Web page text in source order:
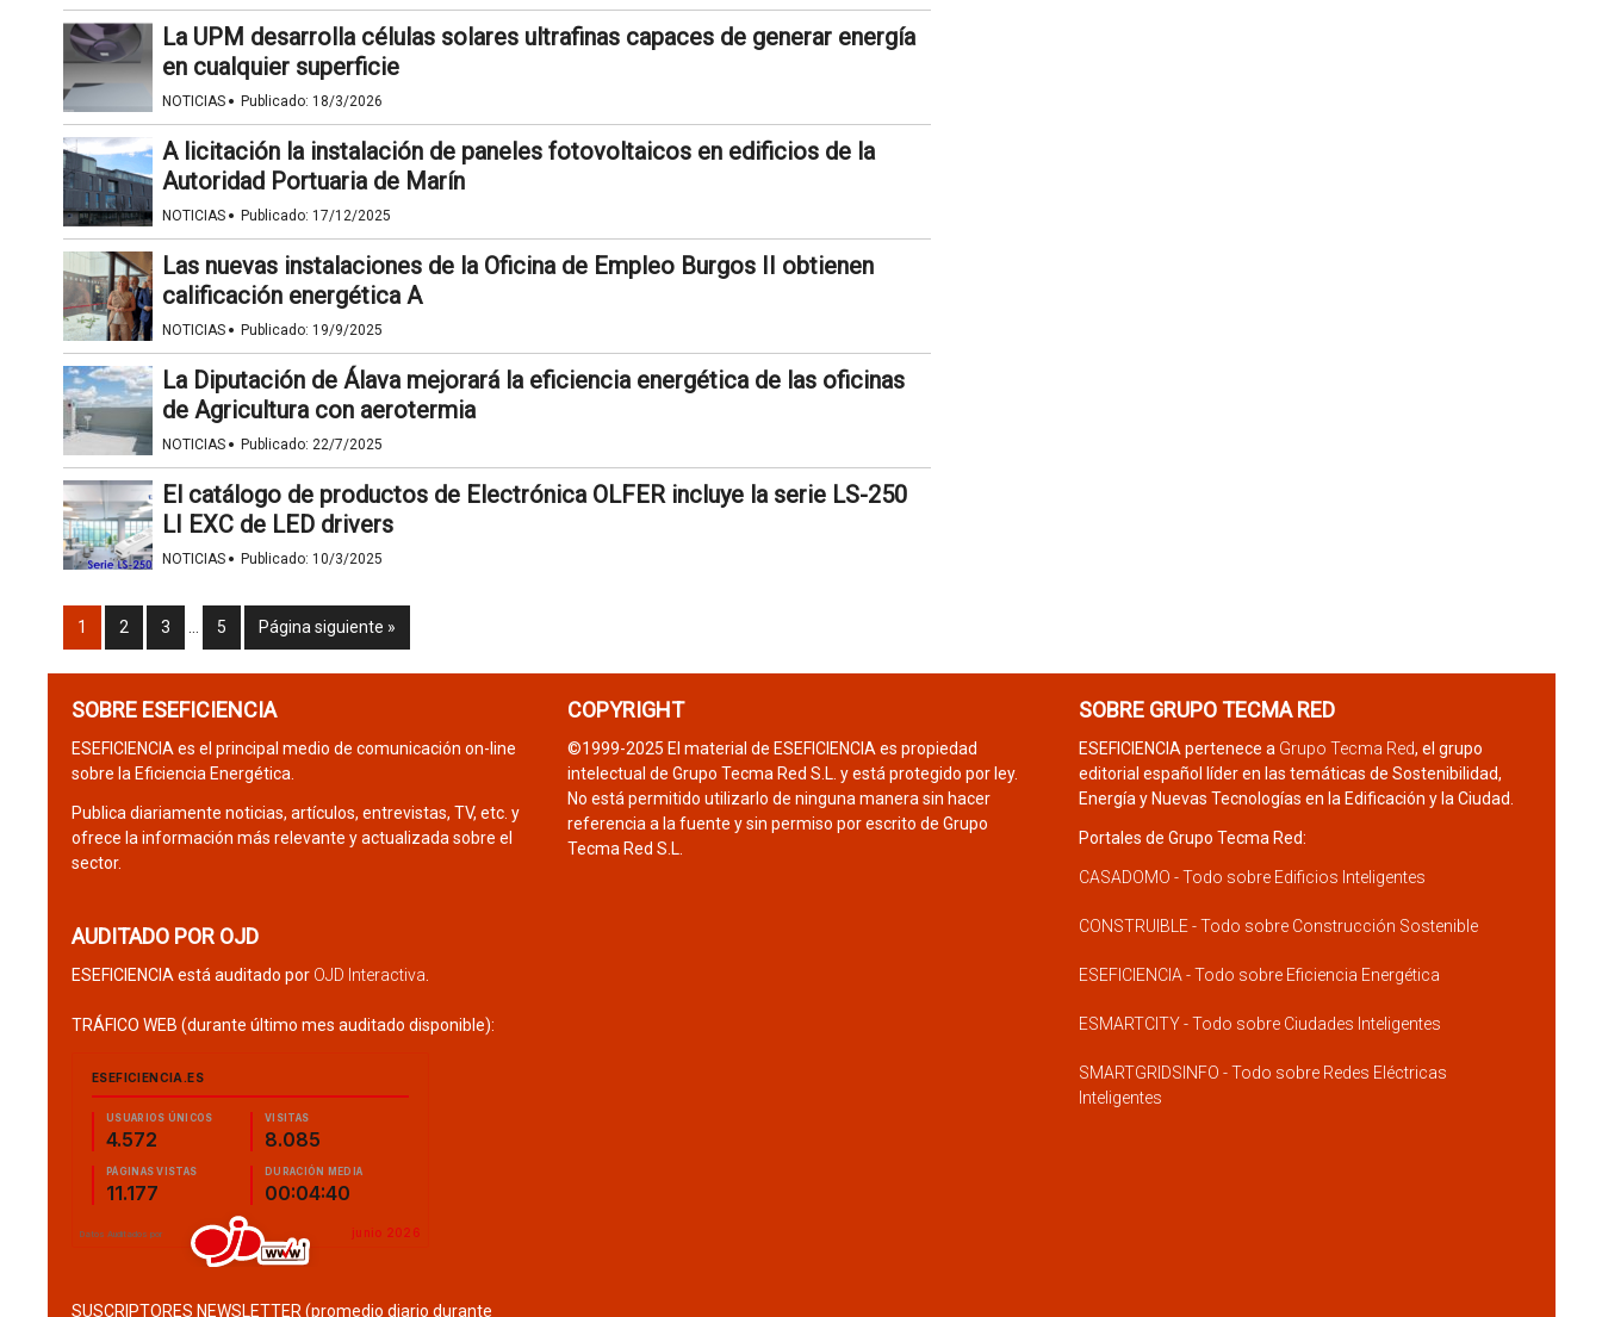
La UPM desarrolla células solares ultrafinas capaces de generar energía
en cualquier superficie
NOTICIAS · Publicado: 18/3/2026
A licitación la instalación de paneles fotovoltaicos en edificios de la
Autoridad Portuaria de Marín
NOTICIAS · Publicado: 17/12/2025
Las nuevas instalaciones de la Oficina de Empleo Burgos II obtienen
calificación energética A
NOTICIAS · Publicado: 19/9/2025
La Diputación de Álava mejorará la eficiencia energética de las oficinas
de Agricultura con aerotermia
NOTICIAS · Publicado: 22/7/2025
El catálogo de productos de Electrónica OLFER incluye la serie LS-250
LI EXC de LED drivers
NOTICIAS · Publicado: 10/3/2025
1 2 3 5 Página siguiente »
SOBRE ESEFICIENCIA
ESEFICIENCIA es el principal medio de comunicación on-line
sobre la Eficiencia Energética.
Publica diariamente noticias, artículos, entrevistas, TV, etc. y
ofrece la información más relevante y actualizada sobre el
sector.
AUDITADO POR OJD
ESEFICIENCIA está auditado por OJD Interactiva
TRÁFICO WEB (durante último mes auditado disponible):
SUSCRIPTORES NEWSLETTER (promedio diario durante
COPYRIGHT
©1999-2025 El material de ESEFICIENCIA es propiedad
intelectual de Grupo Tecma Red S.L. y está protegido por ley.
No está permitido utilizarlo de ninguna manera sin hacer
referencia a la fuente y sin permiso por escrito de Grupo
Tecma Red S.L.
SOBRE GRUPO TECMA RED
ESEFICIENCIA pertenece a Grupo Tecma Red, el grupo
editorial español líder en las temáticas de Sostenibilidad,
Energía y Nuevas Tecnologías en la Edificación y la Ciudad.
Portales de Grupo Tecma Red:
CASADOMO - Todo sobre Edificios Inteligentes
CONSTRUIBLE - Todo sobre Construcción Sostenible
ESEFICIENCIA - Todo sobre Eficiencia Energética
ESMARTCITY - Todo sobre Ciudades Inteligentes
SMARTGRIDSINFO - Todo sobre Redes Eléctricas
Inteligentes